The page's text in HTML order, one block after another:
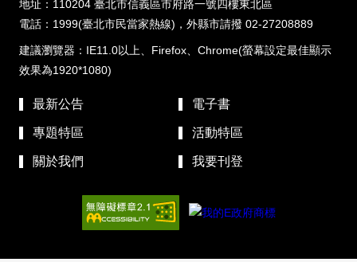
地址：110204 臺北市信義區市府路一號四樓東北區
電話：1999(臺北市民當家熱線)，外縣市請撥 02-27208889
建議瀏覽器：IE11.0以上、Firefox、Chrome(螢幕設定最佳顯示
效果為1920*1080)
最新公告 電子書
專題特區 活動特區
關於我們 我要刊登